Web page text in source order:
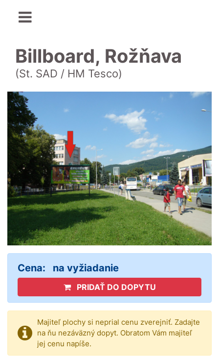
Billboard, Rožňava
(St. SAD / HM Tesco)
Cena: na vyžiadanie
PRIDAŤ DO DOPYTU
Majiteľ plochy si neprial cenu zverejniť. Zadajte
na ňu nezáväzný dopyt. Obratom Vám majiteľ
jej cenu napíše.